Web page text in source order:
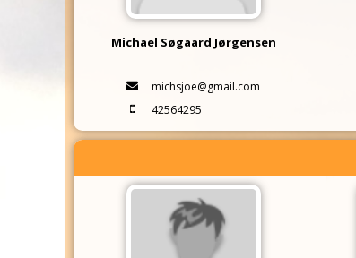
Michael Søgaard Jørgensen
michsjoe@gmail.com
42564295